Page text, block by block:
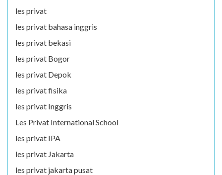
les privat
les privat bahasa inggris
les privat bekasi
les privat Bogor
les privat Depok
les privat fisika
les privat Inggris
Les Privat International School
les privat IPA
les privat Jakarta
les privat jakarta pusat